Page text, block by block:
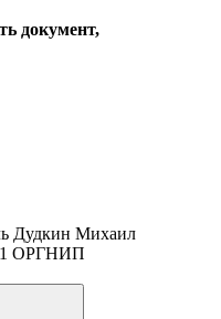
документ,
Дудкин Михаил
ОРГНИП